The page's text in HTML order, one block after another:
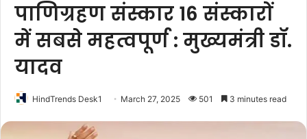
पाणिग्रहण संस्कार 16 संस्कारों
में सबसे महत्वपूर्ण : मुख्यमंत्री डॉ.
यादव
HindTrends Desk1 March 27, 2025 501 3 minutes read